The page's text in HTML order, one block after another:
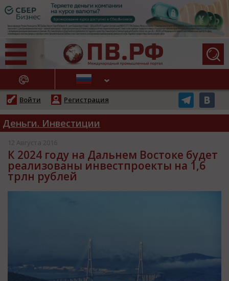
НОВОСТИ
Войти Регистрация
Деньги. Инвестиции
12 Августа 2016
К 2024 году на Дальнем Востоке будет
реализованы инвестпроекты на 1,6
трлн рублей